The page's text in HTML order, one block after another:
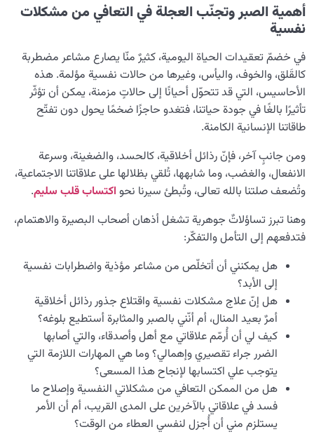
الابتلاء والامتحان في مسيرة الحياة 0/26
الشيطان… العدوّ المبين 0/14
الأمراض الخفية للروح 0/15
معرفة الجنة والنار 0/22
النظرة الأبدية والاستعداد للآخرة 0/14
من الخيال إلى سلامة القلب
ثمرة العمل المقبول وعلاقتها بهدف وجودنا
شروط قبول الأعمال: دراسة الأركان الثلاثة الأساسية لقبول
العمل
كيف يمكن للعمل المقبول أن يُحوِّلنا إلى نُسخةٍ أفضل من
أنفسنا؟
هل بلوغ مقام النبوة قاصر على أفراد بعينهم أم متاح للجميع؟
ما هو التحوّل الذاتي وما العلاقة بينه وبين سلامة القلب؟
كيفية تحقيق الأهداف السامية وبناء حياة هادفة وذات معنى
عبر الجدية والتخطيط
أهمية الصبر وتجنّب العجلة في التعافي من مشكلات
نفسية
في خضمّ تعقيدات الحياة اليومية، كثيرٌ منّا يصارع مشاعر مضطربة
كالقَلق، والخوف، واليأس، وغيرها من حالات نفسية مؤلمة. هذه
الأحاسيس، التي قد تتحوّل أحيانًا إلى حالاتٍ مزمنة، يمكن أن تؤثّر
تأثيرًا بالغًا في جودة حياتنا، فتغدو حاجزًا ضخمًا يحول دون تفتّح
طاقاتنا الإنسانية الكامنة.
ومن جانبٍ آخر، فإنّ رذائل أخلاقية، كالحسد، والضغينة، وسرعة
الانفعال، والغضب، وما شابهها، تُلقي بظلالها على علاقاتنا الاجتماعية،
وتُضعف صلتنا بالله تعالى، وتُبطئ سيرنا نحو اكتساب قلب سليم.
وهنا تبرز تساؤلاتٌ جوهرية تشغل أذهان أصحاب البصيرة والاهتمام،
فتدفعهم إلى التأمل والتفكّر:
هل يمكنني أن أتخلّص من مشاعر مؤذية واضطرابات نفسية
إلى الأبد؟
هل إنّ علاج مشكلات نفسية واقتلاع جذور رذائل أخلاقية
أمرٌ بعيد المنال، أم أنّني بالصبر والمثابرة أستطيع بلوغه؟
كيف لي أن أُرمّم علاقاتي مع أهل وأصدقاء، والتي أصابها
الضرر جراء تقصيري وإهمالي؟ وما هي المهارات اللازمة التي
يتوجب علي اكتسابها لإنجاح هذا المسعى؟
هل من الممكن التعافي من مشكلاتي النفسية وإصلاح ما
فسد في علاقاتي بالآخرين على المدى القريب، أم أن الأمر
يستلزم مني أن أُجزل لنفسي العطاء من الوقت؟